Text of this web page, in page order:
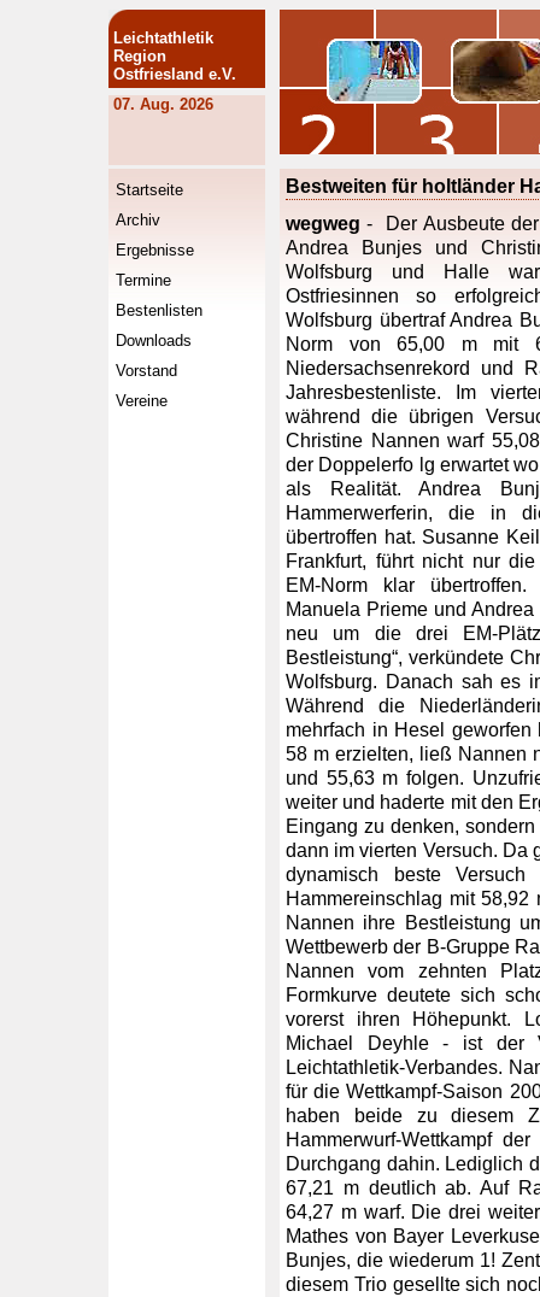
Leichtathletik
Region
Ostfriesland e.V.
07. Aug. 2026
Startseite
Archiv
Ergebnisse
Termine
Bestenlisten
Downloads
Vorstand
Vereine
Bestweiten für holtländer
wegweg - Der Ausbeute
Andrea Bunjes und
Wolfsburg und Halle
Ostfriesinnen so
Wolfsburg übertraf Andrea
Norm von 65,00 m mit
Niedersachsenrekord und
Jahresbestenliste. Im
während die übrigen
Christine Nannen warf
der Doppelerfo lg erwartet
als Realität. Andrea
Hammerwerferin, die in
übertroffen hat. Susanne
Frankfurt, führt nicht nur
EM-Norm klar
Manuela Prieme und
neu um die drei EM-
Bestleistung“, verkündete
Wolfsburg. Danach sah es
Während die
mehrfach in Hesel
58 m erzielten, ließ Nannen
und 55,63 m folgen.
weiter und haderte mit den
Eingang zu denken,
dann im vierten Versuch. Da
dynamisch beste
Hammereinschlag mit 58,92
Nannen ihre Bestleistung
Wettbewerb der B-Gruppe
Nannen vom zehnten
Formkurve deutete sich
vorerst ihren Höhepunkt.
Michael Deyhle - ist der
Leichtathletik-Verbandes.
für die Wettkampf-Saison
haben beide zu diesem
Hammerwurf-Wettkampf
Durchgang dahin. Lediglich
67,21 m deutlich ab. Auf
64,27 m warf. Die drei
Mathes von Bayer
Bunjes, die wiederum 1!
diesem Trio gesellte sich